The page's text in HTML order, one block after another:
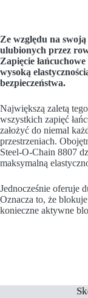
Ze względu na swoją
ulubionych przez
Zapięcie
wysoką
bezpieczeństwa.
Największą zaletą
wszystkich zapięć
założyć do niemal
przestrzeniach.
Steel-O-Chain 8807
maksymalną
Jednocześnie oferuje
Oznacza to, że
konieczne aktywne